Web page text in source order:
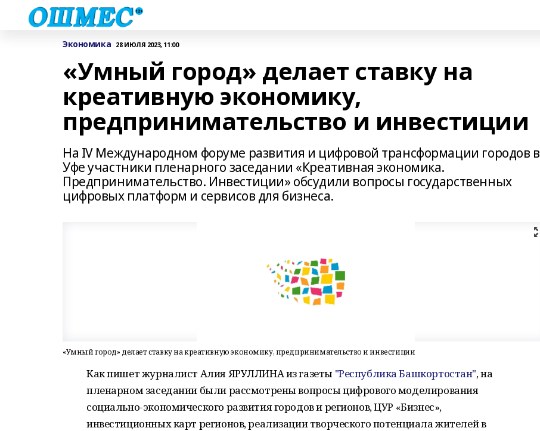
Экономика 28 ИЮЛЯ 2023, 11:00
«Умный город» делает ставку на
креативную экономику,
предпринимательство и инвестиции
На IV Международном форуме развития и цифровой трансформации городов в
Уфе участники пленарного заседании «Креативная экономика.
Предпринимательство. Инвестиции» обсудили вопросы государственных
цифровых платформ и сервисов для бизнеса.
«Умный город» делает ставку на креативную экономику, предпринимательство и инвестиции
Как пишет журналист Алия ЯРУЛЛИНА из газеты "Республика Башкортостан", на
пленарном заседании были рассмотрены вопросы цифрового моделирования
социально-экономического развития городов и регионов, ЦУР «Бизнес»,
инвестиционных карт регионов, реализации творческого потенциала жителей в